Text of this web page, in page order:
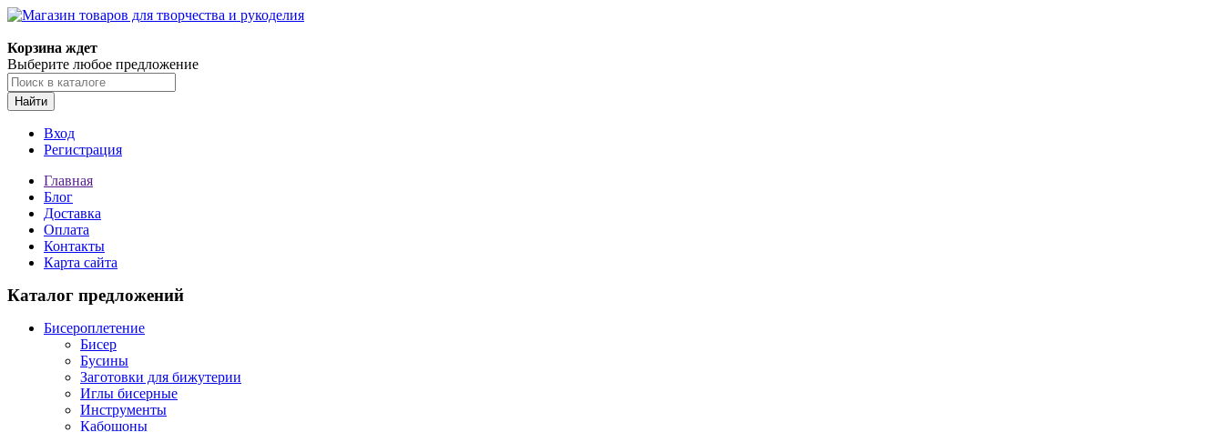
Корзина ждет
Выберите любое предложение
Найти
Вход
Регистрация
Главная
Блог
Доставка
Оплата
Контакты
Карта сайта
Каталог предложений
Бисероплетение
Бисер
Бусины
Заготовки для бижутерии
Иглы бисерные
Инструменты
Кабошоны